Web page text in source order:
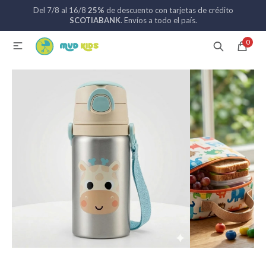
Del 7/8 al 16/8 25% de descuento con tarjetas de crédito
SCOTIABANK. Envíos a todo el país.
0

MI CUENTA
Catálogo Nuevos ingresos
Sillas de auto